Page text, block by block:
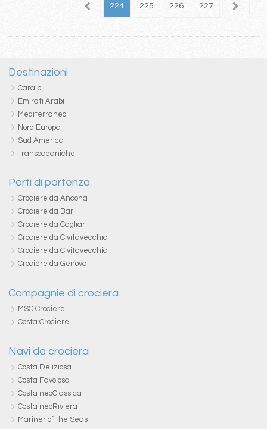
223 224 225 226 227 228
Destinazioni
Caraibi
Emirati Arabi
Mediterraneo
Nord Europa
Sud America
Transoceaniche
Porti di partenza
Crociere da Ancona
Crociere da Bari
Crociere da Cagliari
Crociere da Civitavecchia
Crociere da Civitavecchia
Crociere da Genova
Compagnie di crociera
MSC Crociere
Costa Crociere
Navi da crociera
Costa Deliziosa
Costa Favolosa
Costa neoClassica
Costa neoRiviera
Mariner of the Seas